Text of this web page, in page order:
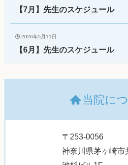
【7月】先生のスケジュール
2026年5月11日
【6月】先生のスケジュール
当院に
〒253-0056
神奈川県茅ヶ崎市